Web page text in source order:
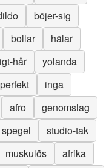
böjer-sig
bollar
hälar
hår
yolanda
perfekt
inga
afro
genomslag
spegel
studio-tak
muskulös
afrika